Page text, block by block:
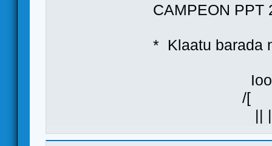
CAMPEON PPT
* Klaatu
/[ ]\